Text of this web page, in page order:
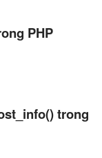
PHP
trong